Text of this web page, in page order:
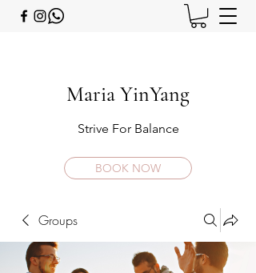
Maria YinYang
Strive For Balance
BOOK NOW
Groups